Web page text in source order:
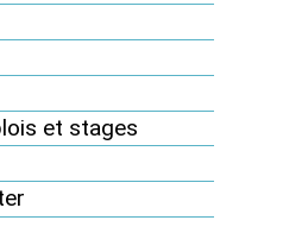
et stages
militante
nucléaire